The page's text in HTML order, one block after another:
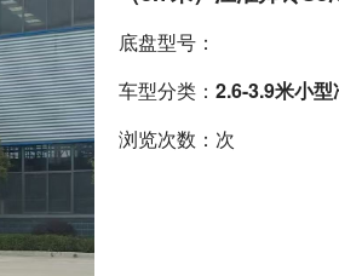
底盘型号：
车型分类： 2.6-3.9米小
浏览次数：次